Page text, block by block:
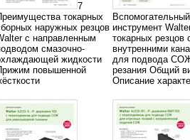
7
токарных
наружных резцов
с направленным
смазочно-
жидкости
повышенной
Вспомогательный
инструмент
токарных резцов
внутренними
для подвода
резания Общий
Описание